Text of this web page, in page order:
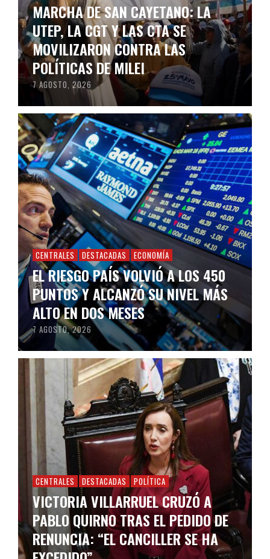
MARCHA DE SAN CAYETANO: LA
UTEP, LA CGT Y LAS CTA SE
MOVILIZARON CONTRA LAS
POLÍTICAS DE MILEI
7 AGOSTO, 2026
CENTRALES DESTACADAS ECONOMÍA
EL RIESGO PAÍS VOLVIÓ A LOS 450
PUNTOS Y ALCANZÓ SU NIVEL MÁS
ALTO EN DOS MESES
7 AGOSTO, 2026
CENTRALES DESTACADAS POLÍTICA
VICTORIA VILLARRUEL CRUZÓ A
PABLO QUIRNO TRAS EL PEDIDO DE
RENUNCIA: “EL CANCILLER SE HA